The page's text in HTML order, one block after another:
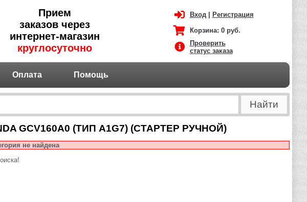
Прием
заказов через
интернет-магазин
круглосуточно
Вход| Регистрация
Корзина: 0 руб.
Проверить
статус заказа
Оплата Помощь
GCV160A0 (ТИП A1G7) (СТАРТЕР РУЧНОЙ)
не найдена